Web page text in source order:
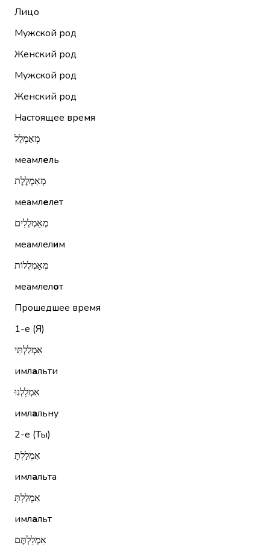
Лицо
Мужской род
Женский род
Мужской род
Женский род
Настоящее время
מְאַמְלֵל
меамлель
מְאַמְלֶלֶת
меамлелет
מְאַמְלְלִים
меамлелим
מְאַמְלְלוֹת
меамлелот
Прошедшее время
1-е (Я)
אִמְלַלְתִּי
имлальти
אִמְלַלְנוּ
имлальну
2-е (Ты)
אִמְלַלְתָּ
имлальта
אִמְלַלְתְּ
имлальт
אִמְלַלְתֶּם